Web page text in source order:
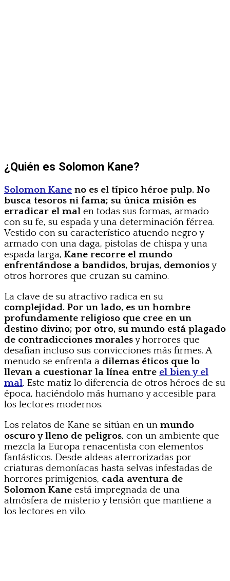
¿Quién es Solomon Kane?
Solomon Kane no es el típico héroe pulp. No
busca tesoros ni fama; su única misión es
erradicar el mal en todas sus formas, armado
con su fe, su espada y una determinación férrea.
Vestido con su característico atuendo negro y
armado con una daga, pistolas de chispa y una
espada larga, Kane recorre el mundo
enfrentándose a bandidos, brujas, demoniosy
otros horrores que cruzan su camino.
La clave de su atractivo radica en su
complejidad. Por un lado, es un hombre
profundamente religioso que cree en un
destino divino; por otro, su mundo está plagado
de contradicciones moralesy horrores que
desafían incluso sus convicciones más firmes. A
menudo se enfrenta a dilemas éticos que lo
llevan a cuestionar la línea entre el bien y el
mal. Este matiz lo diferencia de otros héroes de su
época, haciéndolo más humano y accesible para
los lectores modernos.
Los relatos de Kane se sitúan en un mundo
oscuro y lleno de peligros, con un ambiente que
mezcla la Europa renacentista con elementos
fantásticos. Desde aldeas aterrorizadas por
criaturas demoníacas hasta selvas infestadas de
horrores primigenios, cada aventura de
Solomon Kane está impregnada de una
atmósfera de misterio y tensión que mantiene a
los lectores en vilo.